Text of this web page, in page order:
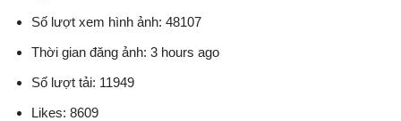
Số lượt xem hình ảnh: 48107
Thời gian đăng ảnh: 3 hours ago
Số lượt tải: 11949
Likes: 8609